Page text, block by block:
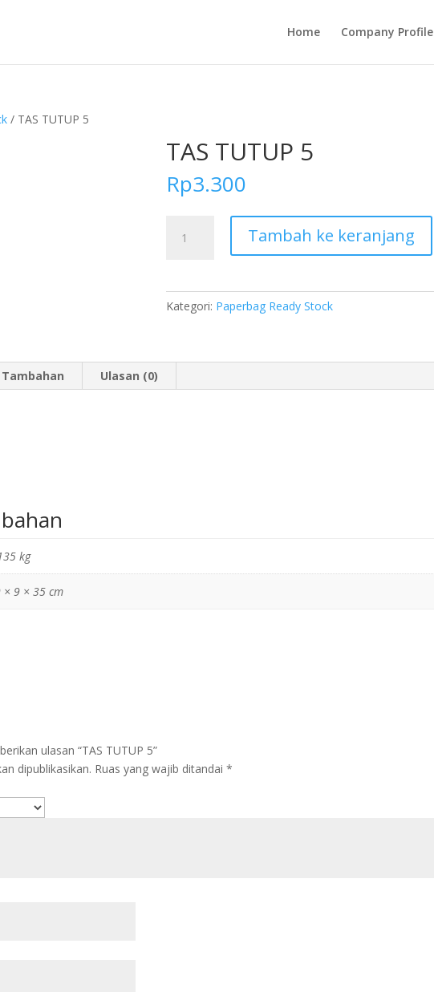
Home Company Profile
/ TAS TUTUP 5
TAS TUTUP 5
Rp3.300
TAS
Tambah ke keranjang
Kategori: Paperbag Ready Stock
Ulasan (0)
kg
× 9 × 35 cm
ulasan “TAS TUTUP 5”
dipublikasikan. Ruas yang wajib ditandai*